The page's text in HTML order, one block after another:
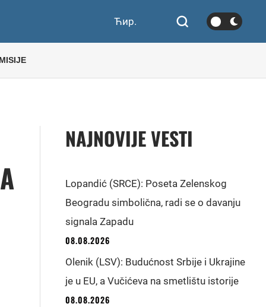
Ћир.
NAJNOVIJE VESTI
Lopandić (SRCE): Poseta Zelenskog
Beogradu simbolična, radi se o davanju
signala Zapadu
08.08.2026
Olenik (LSV): Budućnost Srbije i Ukrajine
je u EU, a Vučićeva na smetlištu istorije
08.08.2026